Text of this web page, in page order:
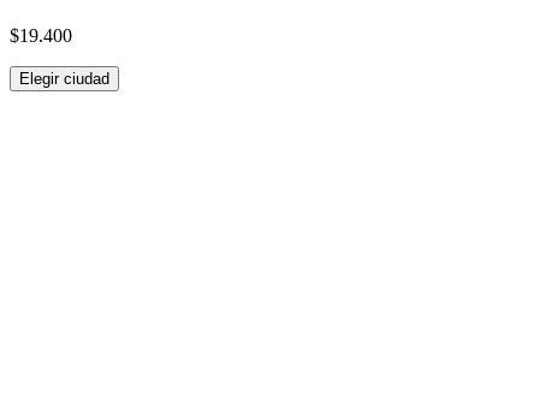
$19.400
Elegir ciudad